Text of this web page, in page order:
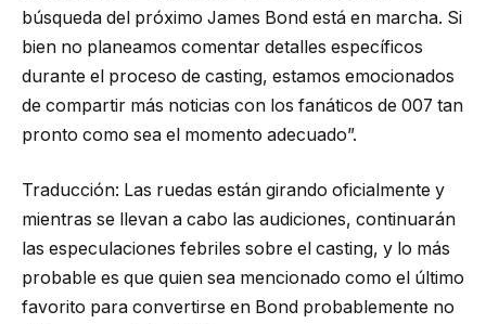
búsqueda del próximo James Bond está en marcha. Si
bien no planeamos comentar detalles específicos
durante el proceso de casting, estamos emocionados
de compartir más noticias con los fanáticos de 007 tan
pronto como sea el momento adecuado”.
Traducción: Las ruedas están girando oficialmente y
mientras se llevan a cabo las audiciones, continuarán
las especulaciones febriles sobre el casting, y lo más
probable es que quien sea mencionado como el último
favorito para convertirse en Bond probablemente no